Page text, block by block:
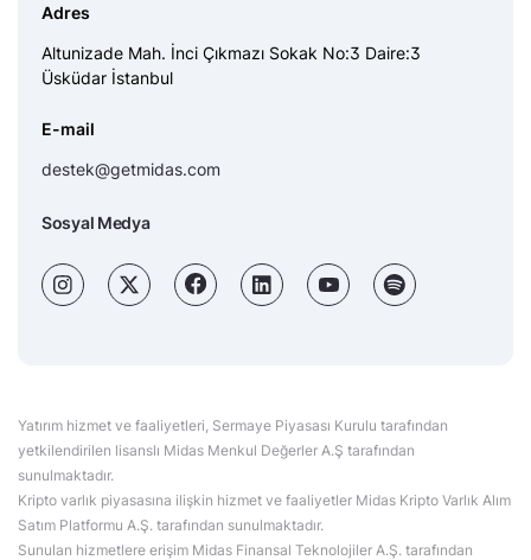
Adres
Altunizade Mah. İnci Çıkmazı Sokak No:3 Daire:3
Üsküdar İstanbul
E-mail
destek@getmidas.com
Sosyal Medya
Yatırım hizmet ve faaliyetleri, Sermaye Piyasası Kurulu tarafından
yetkilendirilen lisanslı Midas Menkul Değerler A.Ş tarafından
sunulmaktadır.
Kripto varlık piyasasına ilişkin hizmet ve faaliyetler Midas Kripto Varlık Alım
Satım Platformu A.Ş. tarafından sunulmaktadır.
Sunulan hizmetlere erişim Midas Finansal Teknolojiler A.Ş. tarafından